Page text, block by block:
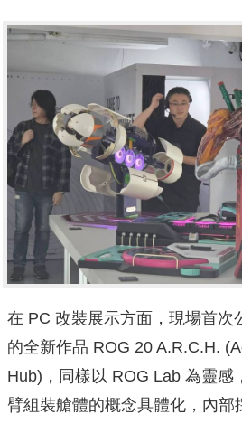
在 PC 改裝展示方面，現場首次
的全新作品 ROG 20 A.R.C.H.
Hub)，同樣以 ROG Lab 為靈感
臂組裝艙體的概念具體化，內部